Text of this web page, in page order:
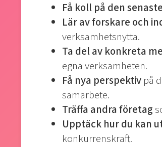
Få koll på den
Lär av forskare och
verksamhetsnytta.
Ta del av konkreta
egna verksamheten.
Få nya perspektiv på
samarbete.
Träffa andra företag
Upptäck hur du kan
konkurrenskraft.